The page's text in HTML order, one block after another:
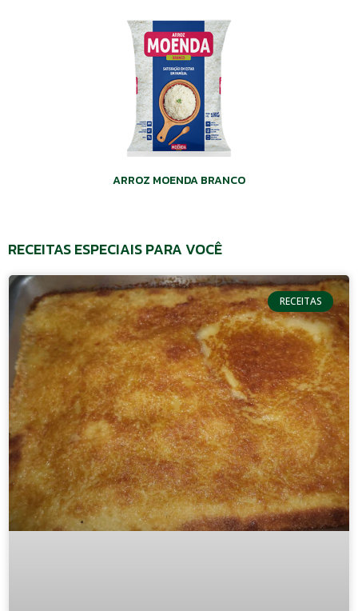
ARROZ MOENDA BRANCO
RECEITAS ESPECIAIS PARA VOCÊ
RECEITAS